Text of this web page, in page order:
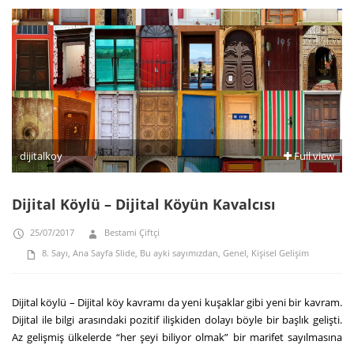
dijitalkoy Full view
Dijital Köylü – Dijital Köyün Kavalcısı
25/07/2017
Bestami Çiftçi
8. Sayı Ana Sayfa Slide Bu ayki sayımızdan Genel Kişisel Gelişim
Dijital köylü – Dijital köy kavramı da yeni kuşaklar gibi yeni bir kavram.
Dijital ile bilgi arasındaki pozitif ilişkiden dolayı böyle bir başlık gelişti.
Az gelişmiş ülkelerde “her şeyi biliyor olmak” bir marifet sayılmasına